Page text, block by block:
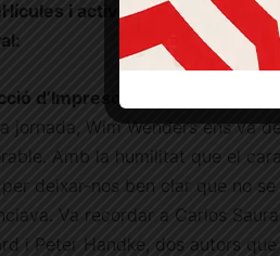
i activitats més
d’Imprescindibles
jornada, Wim Wenders ens va
Amb la humilitat que el
deixar-nos ben clar que no se
Va recordar a Carlos
i Peter Handke, dos autors